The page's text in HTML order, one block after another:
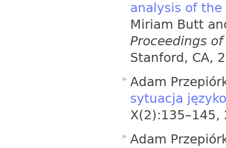
analysis of the
Miriam Butt
Proceedings
Stanford, CA,
Adam
sytuacja
Adam